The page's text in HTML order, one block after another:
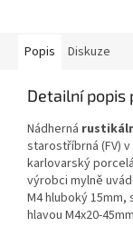
Popis Diskuze
Detailní popis
Nádherná
starostříbrná (FV)
karlovarský
výrobci mylně
M4 hluboký
hlavou M4x20-